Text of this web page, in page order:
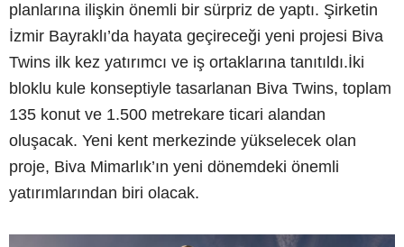
planlarına ilişkin önemli bir sürpriz de yaptı. Şirketin
İzmir Bayraklı’da hayata geçireceği yeni projesi Biva
Twins ilk kez yatırımcı ve iş ortaklarına tanıtıldı.İki
bloklu kule konseptiyle tasarlanan Biva Twins, toplam
135 konut ve 1.500 metrekare ticari alandan
oluşacak. Yeni kent merkezinde yükselecek olan
proje, Biva Mimarlık’ın yeni dönemdeki önemli
yatırımlarından biri olacak.